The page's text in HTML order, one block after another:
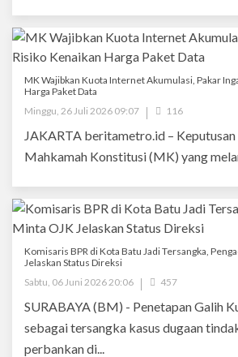
MK Wajibkan Kuota Internet Akumulasi, Pakar
Harga Paket Data
Minggu, 26 Juli 2026 09:07
116
JAKARTA beritametro.id –
Mahkamah Konstitusi (MK) yang
Komisaris BPR di Kota Batu Jadi Tersangka,
Jelaskan Status Direksi
Sabtu, 06 Juni 2026 20:06
457
SURABAYA (BM) - Penetapan Galih
sebagai tersangka kasus dugaan
perbankan di...